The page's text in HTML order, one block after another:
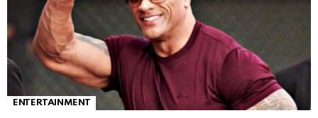
ENTERTAINMENT